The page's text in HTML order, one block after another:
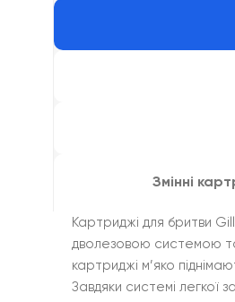
Змінні
Картриджі для бритви
дволезовою системою
картриджі м’яко
Завдяки системі легкої